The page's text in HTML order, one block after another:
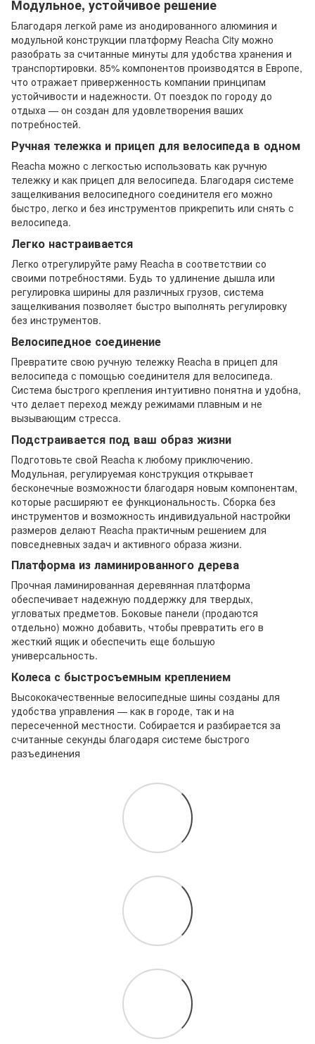
Модульное, устойчивое решение
Благодаря легкой раме из анодированного алюминия и
модульной конструкции платформу Reacha City можно
разобрать за считанные минуты для удобства хранения и
транспортировки. 85% компонентов производятся в Европе,
что отражает приверженность компании принципам
устойчивости и надежности. От поездок по городу до
отдыха — он создан для удовлетворения ваших
потребностей.
Ручная тележка и прицеп для велосипеда в одном
Reacha можно с легкостью использовать как ручную
тележку и как прицеп для велосипеда. Благодаря системе
защелкивания велосипедного соединителя его можно
быстро, легко и без инструментов прикрепить или снять с
велосипеда.
Легко настраивается
Легко отрегулируйте раму Reacha в соответствии со
своими потребностями. Будь то удлинение дышла или
регулировка ширины для различных грузов, система
защелкивания позволяет быстро выполнять регулировку
без инструментов.
Велосипедное соединение
Превратите свою ручную тележку Reacha в прицеп для
велосипеда с помощью соединителя для велосипеда.
Система быстрого крепления интуитивно понятна и удобна,
что делает переход между режимами плавным и не
вызывающим стресса.
Подстраивается под ваш образ жизни
Подготовьте свой Reacha к любому приключению.
Модульная, регулируемая конструкция открывает
бесконечные возможности благодаря новым компонентам,
которые расширяют ее функциональность. Сборка без
инструментов и возможность индивидуальной настройки
размеров делают Reacha практичным решением для
повседневных задач и активного образа жизни.
Платформа из ламинированного дерева
Прочная ламинированная деревянная платформа
обеспечивает надежную поддержку для твердых,
угловатых предметов. Боковые панели (продаются
отдельно) можно добавить, чтобы превратить его в
жесткий ящик и обеспечить еще большую
универсальность.
Колеса с быстросъемным креплением
Высококачественные велосипедные шины созданы для
удобства управления — как в городе, так и на
пересеченной местности. Собирается и разбирается за
считанные секунды благодаря системе быстрого
разъединения